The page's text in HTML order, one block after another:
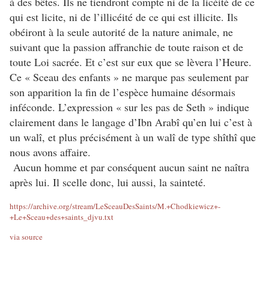
qui est licite, ni de l’illicéité de ce qui est illicite. Ils
obéiront à la seule autorité de la nature animale, ne
suivant que la passion affranchie de toute raison et de
toute Loi sacrée. Et c’est sur eux que se lèvera l’Heure.
Ce « Sceau des enfants » ne marque pas seulement par
son apparition la fin de l’espèce humaine désormais
inféconde. L’expression « sur les pas de Seth » indique
clairement dans le langage d’Ibn Arabî qu’en lui c’est à
un walî, et plus précisément à un walî de type shîthî que
nous avons affaire.
Aucun homme et par conséquent aucun saint ne naîtra
après lui. Il scelle donc, lui aussi, la sainteté.
https://archive.org/stream/LeSceauDesSaints/M.+Chodkiewicz+-
+Le+Sceau+des+saints_djvu.txt
via source